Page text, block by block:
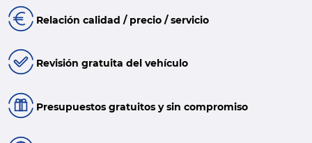
Relación calidad / precio / servicio
Revisión gratuita del vehículo
Presupuestos gratuitos y sin compromiso